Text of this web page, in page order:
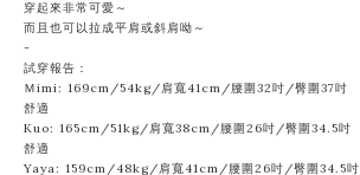
穿起來非常可愛～
而且也可以拉成平肩或斜肩呦～
-
試穿報告：
Ｍimi: 169cm/54kg/肩寬41cm/腰圍32吋/臀圍37吋
舒適
Kuo: 165cm/51kg/肩寬38cm/腰圍26吋/臀圍34.5吋
舒適
Yaya: 159cm/48kg/肩寬41cm/腰圍26吋/臀圍34.5吋